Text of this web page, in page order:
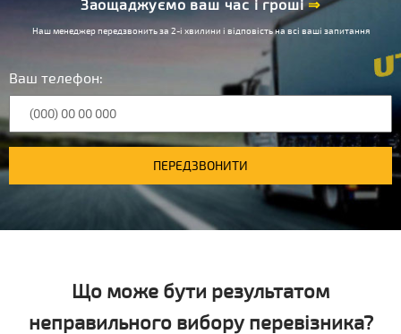
Заощаджуємо ваш час і гроші⇒
Наш менеджер передзвонить за 2-і хвилини і відповість на всі ваші запитання
Ваш телефон:
ПЕРЕДЗВОНИТИ
Що може бути результатом
неправильного вибору перевізника?